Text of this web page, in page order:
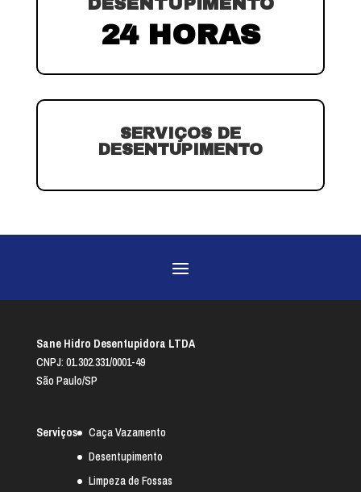
24 HORAS
SERVIÇOS DE
DESENTUPIMENTO
Sane Hidro Desentupidora LTDA
CNPJ: 01.302.331/0001-49
São Paulo/SP
Serviços
Caça Vazamento
Desentupimento
Limpeza de Fossas